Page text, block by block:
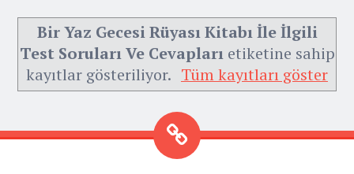
Bir Yaz Gecesi Rüyası Kitabı İle İlgili
Test Soruları Ve Cevaplarıetiketine sahip
kayıtlar gösteriliyor. Tüm kayıtları göster